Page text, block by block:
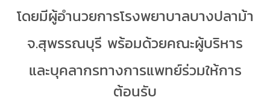
โดยมีผู้อำนวยการโรงพยาบาลบางปลาม้า
จ.สุพรรณบุรี พร้อมด้วยคณะผู้บริหาร
และบุคลากรทางการแพทย์ร่วมให้การ
ต้อนรับ